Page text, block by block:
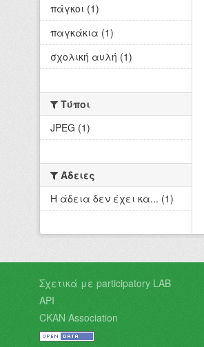
πάγκοι (1)
παγκάκια (1)
σχολική αυλή (1)
Τύποι
JPEG (1)
Άδειες
Η άδεια δεν έχει κα... (1)
Σχετικά με participatory LAB
API
CKAN Association